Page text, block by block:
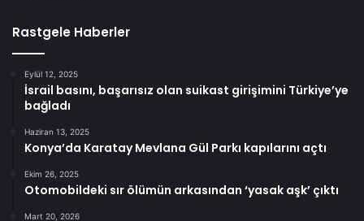
Rastgele Haberler
Eylül 12, 2025
İsrail basını, başarısız olan suikast girişimini Türkiye’ye
bağladı
Haziran 13, 2025
Konya’da Karatay Mevlana Gül Parkı kapılarını açtı
Ekim 26, 2025
Otomobildeki sır ölümün arkasından ‘yasak aşk’ çıktı
Mart 20, 2026